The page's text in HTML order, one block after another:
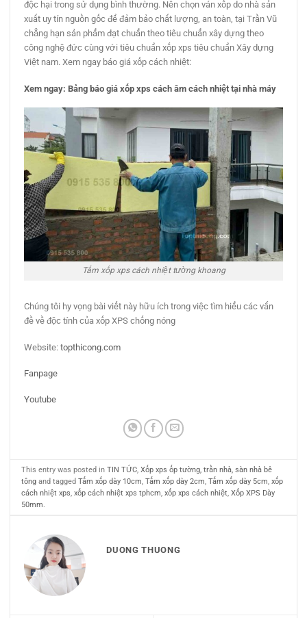
độc hại trong sử dụng bình thường. Nên chọn ván xốp do nhà sản
xuất uy tín nguồn gốc để đảm bảo chất lượng, an toàn, tại Trần Vũ
chẳng hạn sản phẩm đạt chuẩn theo tiêu chuẩn xây dựng theo
công nghệ đức cùng với tiêu chuẩn xốp xps tiêu chuẩn Xây dựng
Việt nam. Xem ngay báo giá xốp cách nhiệt:
Xem ngay: Bảng báo giá xốp xps cách âm cách nhiệt tại nhà máy
Tấm xốp xps cách nhiệt tường khoang
Chúng tôi hy vọng bài viết này hữu ích trong việc tìm hiểu các vấn
đề về độc tính của xốp XPS chống nóng
Website:topthicong.com
Fanpage
Youtube
This entry was posted inTIN TỨC ,Xốp xps ốp tường, trần nhà, sàn nhà bê
tông and taggedTấm xốp dày 10cm ,Tấm xốp dày 2cm ,Tấm xốp dày 5cm ,xốp
cách nhiệt xps ,xốp cách nhiệt xps tphcm ,xốp xps cách nhiệt ,Xốp XPS Dày
50mm
DUONG THUONG